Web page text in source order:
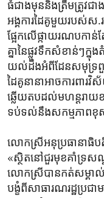
ធំជាង​មុន​និង​ត្រឹមត្រូវ​ជា
អង្គការ​ដៃគូមួយរបស់​ស.រ.
ផ្អែក​លើ​ផ្កាយ​រណប​កាន់ត
គ្នា​នៃ​ផ្លូវទឹក​សំខាន់ៗ​ក្
យល់ដឹង​អំពី​ដែន​សមុទ្រ​ពួក​
ដៃ​គូ​នានាអាចការពា
ឆ្លើយ​តប​ដល់​មហន្តរាយ​
ទប់ទល់​នឹង​សកម្មភាព​ខុ
លោកស្រី​អនុប្រធានាធិប
«ស្ថិតនៅ​ជួរមុខ​គាំទ្រ​សណ្ត
លោកស្រី​បានកត់​សម្គា
បង្ខំពី​សាធារណរដ្ឋ​ប្រ